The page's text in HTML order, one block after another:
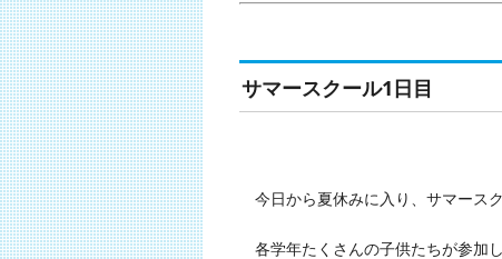
サマースクール1日目
今日から夏休みに入り、サマース
各学年たくさんの子供たちが参加